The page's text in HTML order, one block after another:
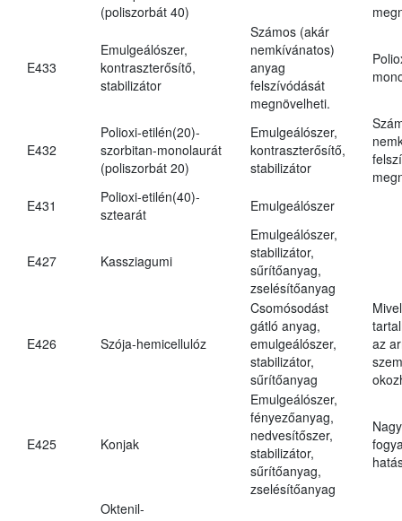
(poliszorbát 40)
E433
Emulgeálószer,
kontraszterősítő,
stabilizátor
Számos (akár
nemkívánatos)
anyag
felszívódását
megnövelheti.
E432
Polioxi-etilén(20)-
szorbitan-monolaurát
(poliszorbát 20)
Emulgeálószer,
kontraszterősítő,
stabilizátor
E431
Polioxi-etilén(40)-
sztearát
Emulgeálószer
E427 Kassziagumi
Emulgeálószer,
stabilizátor,
sűrítőanyag,
zselésítőanyag
E426 Szója-hemicellulóz
Csomósodást
gátló anyag,
emulgeálószer,
stabilizátor,
sűrítőanyag
az
E425 Konjak
Emulgeálószer,
fényezőanyag,
nedvesítőszer,
stabilizátor,
sűrítőanyag,
zselésítőanyag
Oktenil-